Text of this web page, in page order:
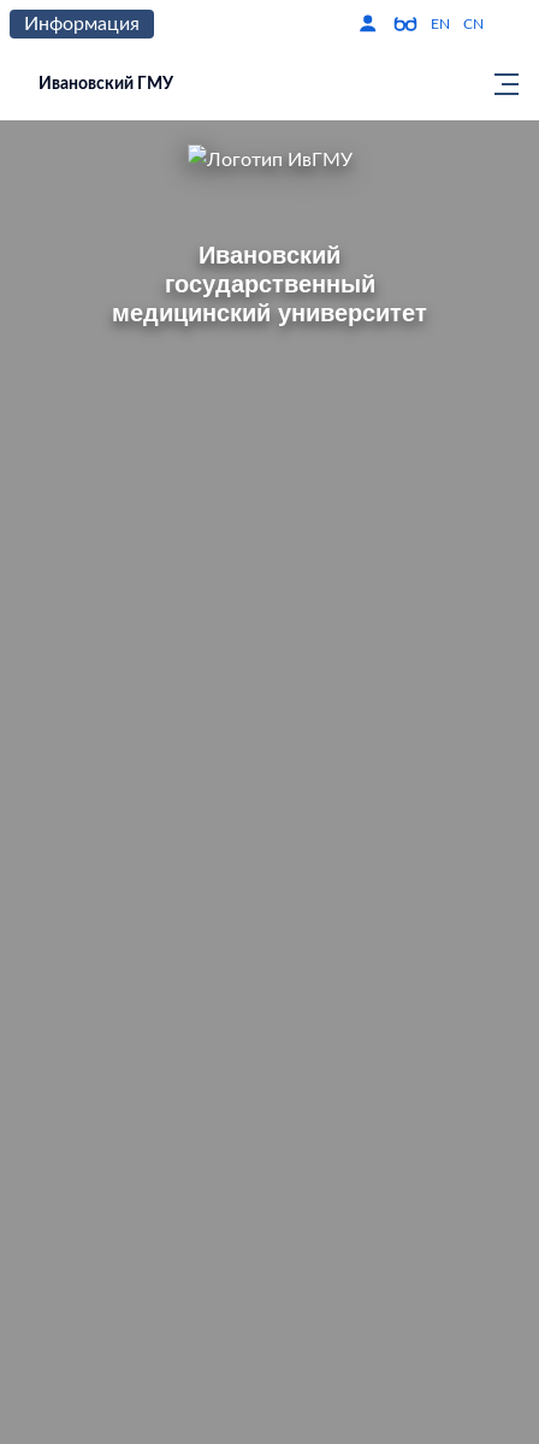
Информация Версия для
EN CN
Ивановский ГМУ
Главная страница
Ивановский
государственный
медицинский университет